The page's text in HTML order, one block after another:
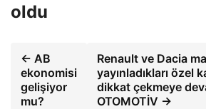
oldu
← AB
ekonomisi
gelişiyor
mu?
Renault ve Dacia
yayınladıkları özel
dikkat çekmeye
OTOMOTİV →